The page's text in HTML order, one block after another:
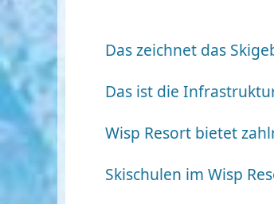
Das zeichnet das
Das ist die
Wisp Resort bietet
Skischulen im Wisp